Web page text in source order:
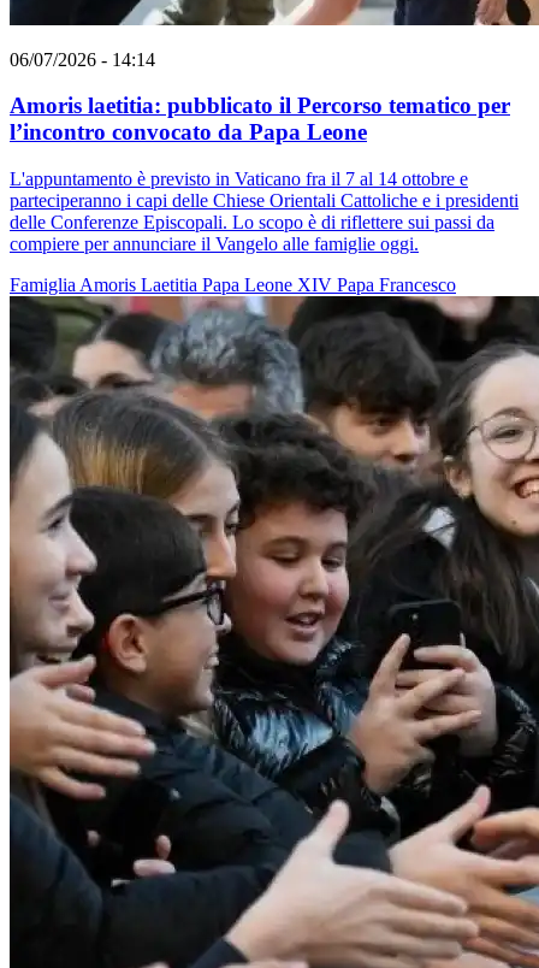
06/07/2026 - 14:14
Amoris laetitia: pubblicato il Percorso tematico per
l’incontro convocato da Papa Leone
L'appuntamento è previsto in Vaticano fra il 7 al 14 ottobre e
parteciperanno i capi delle Chiese Orientali Cattoliche e i presidenti
delle Conferenze Episcopali. Lo scopo è di riflettere sui passi da
compiere per annunciare il Vangelo alle famiglie oggi.
Famiglia Amoris Laetitia Papa Leone XIV Papa Francesco